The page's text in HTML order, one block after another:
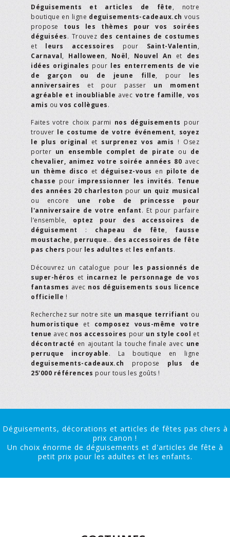
Déguisements et articles de fête, notre
boutique en ligne deguisements-cadeaux.ch vous
propose tous les thèmes pour vos soirées
déguisées. Trouvez des centaines de costumes
et leurs accessoires pour Saint-Valentin,
Carnaval, Halloween, Noël, Nouvel An et des
idées originales pour les enterrements de vie
de garçon ou de jeune fille, pour les
anniversaires et pour passer un moment
agréable et inoubliable avec votre famille, vos
amis ou vos collègues.
Faites votre choix parmi nos déguisements pour
trouver le costume de votre événement, soyez
le plus original et surprenez vos amis ! Osez
porter un ensemble complet de pirate ou de
chevalier, animez votre soirée années 80 avec
un thème disco et déguisez-vous en pilote de
chasse pour impressionner les invités. Tenue
des années 20 charleston pour un quiz musical
ou encore une robe de princesse pour
l'anniversaire de votre enfant. Et pour parfaire
l’ensemble, optez pour des accessoires de
déguisement : chapeau de fête, fausse
moustache, perruque… des accessoires de fête
pas chers pour les adultes et les enfants.
Découvrez un catalogue pour les passionnés de
super-héros et incarnez le personnage de vos
fantasmes avec nos déguisements sous licence
officielle !
Recherchez sur notre site un masque terrifiant ou
humoristique et composez vous-même votre
tenue avec nos accessoires pour un style cool et
décontracté en ajoutant la touche finale avec une
perruque incroyable. La boutique en ligne
deguisements-cadeaux.ch propose plus de
25'000 références pour tous les goûts !
Déguisements, décorations et articles de fêtes pas chers à
prix canon !
Un choix énorme de déguisements et d'articles de fête à
petit prix pour les adultes et les enfants.